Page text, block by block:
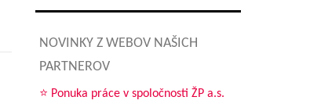
NOVINKY Z WEBOV NAŠICH
PARTNEROV
⭐ Ponuka práce v spoločnosti ŽP a.s.